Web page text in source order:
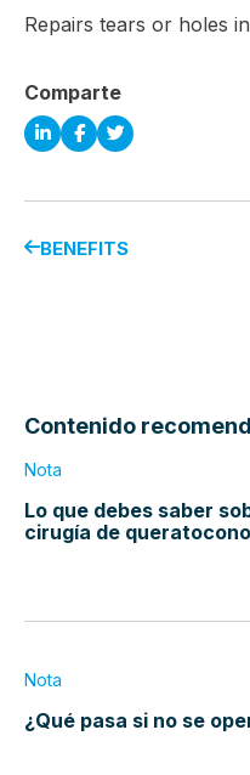
Repairs tears or holes
Comparte
BENEFITS
Contenido
Nota
Lo que debes saber
cirugía de queratocono
Nota
¿Qué pasa si no se